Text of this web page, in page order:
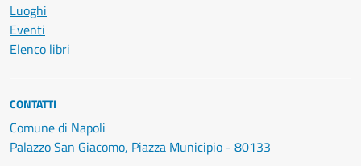
Luoghi
Eventi
Elenco libri
CONTATTI
Comune di Napoli
Palazzo San Giacomo, Piazza Municipio - 80133